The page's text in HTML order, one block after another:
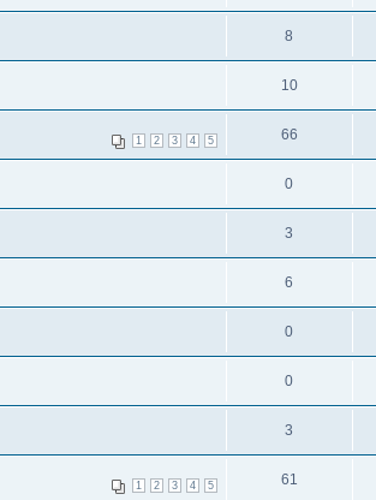
8
10
1 2 3 4 5 66
0
3
6
0
0
3
1 2 3 4 5 61